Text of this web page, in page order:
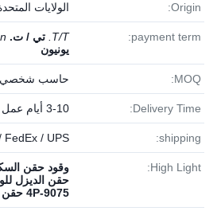
Origin: الولايات
payment term:
T/T. تي / ت.
يونيون
MOQ: حاسب شخصي 1
Delivery Time: 3-10 أيام عمل حسب طلبك
shipping:
FedEx / UPS
High Light: وقود حقن
حقن الديزل
4P-9075 حقن السكك الحديدية الشائعة